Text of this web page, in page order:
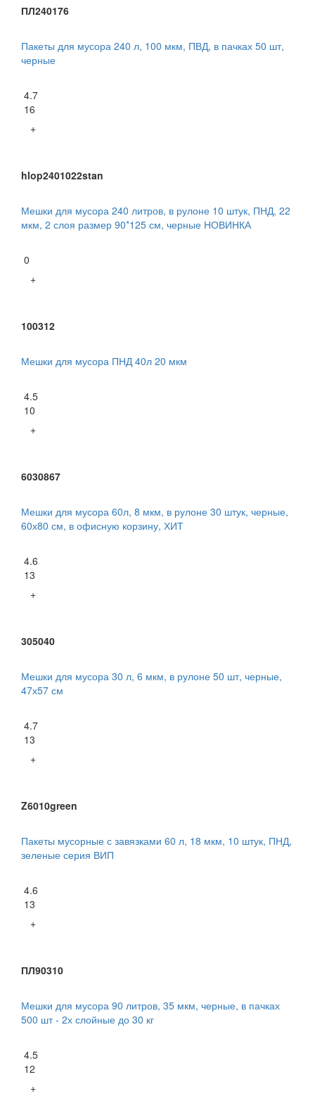
ПЛ240176
Пакеты для мусора 240 л, 100 мкм, ПВД, в пачках 50 шт,
черные
4.7
16
+
hlop2401022stan
Мешки для мусора 240 литров, в рулоне 10 штук, ПНД, 22
мкм, 2 слоя размер 90*125 см, черные НОВИНКА
0
+
100312
Мешки для мусора ПНД 40л 20 мкм
4.5
10
+
6030867
Мешки для мусора 60л, 8 мкм, в рулоне 30 штук, черные,
60х80 см, в офисную корзину, ХИТ
4.6
13
+
305040
Мешки для мусора 30 л, 6 мкм, в рулоне 50 шт, черные,
47х57 см
4.7
13
+
Z6010green
Пакеты мусорные с завязками 60 л, 18 мкм, 10 штук, ПНД,
зеленые серия ВИП
4.6
13
+
ПЛ90310
Мешки для мусора 90 литров, 35 мкм, черные, в пачках
500 шт - 2х слойные до 30 кг
4.5
12
+